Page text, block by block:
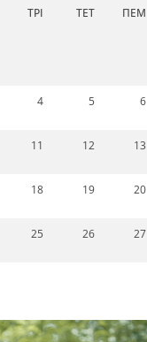
ΤΡΊ ΤΕΤ ΠΈΜ
4 5 6
11 12 13
18 19 20
25 26 27